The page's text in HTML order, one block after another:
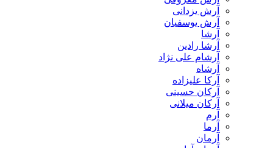
آرش یزدانی
آرش یوسفیان
آرشا
آرشا رادین
آرشام علی نژاد
آرشاه
آرکا علیزاده
آرکان حسینی
آرکان میلانی
آرم
آرما
آرمان